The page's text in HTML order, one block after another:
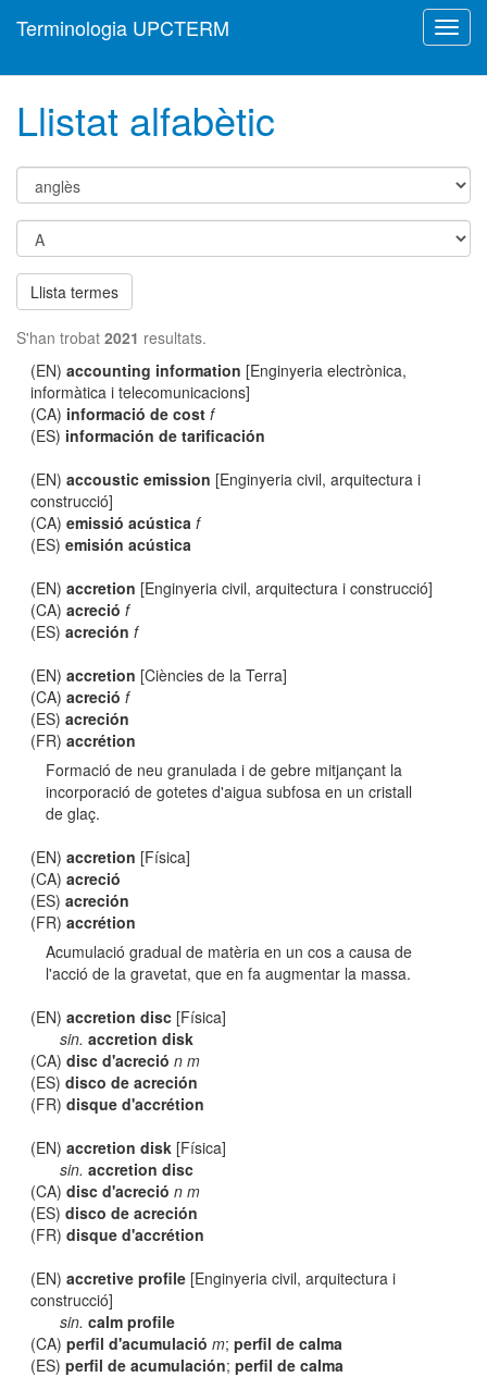
Terminologia UPCTERM
Llistat alfabètic
Llista termes
S'han trobat 2021 resultats.
(EN)accounting information [Enginyeria electrònica,
informàtica i telecomunicacions]
(CA) informació de cost f
(ES) información de tarificación
(EN)accoustic emission [Enginyeria civil, arquitectura i
construcció]
(CA)emissió acústica f
(ES)emisión acústica
(EN)accretion [Enginyeria civil, arquitectura i construcció]
(CA)acreció f
(ES)acreción f
(EN)accretion [Ciències de la Terra]
(CA)acreció f
(ES)acreción
(FR)accrétion
Formació de neu granulada i de gebre mitjançant la
incorporació de gotetes d'aigua subfosa en un cristall
de glaç.
(EN)accretion [Física]
(CA)acreció
(ES)acreción
(FR)accrétion
Acumulació gradual de matèria en un cos a causa de
l'acció de la gravetat, que en fa augmentar la massa.
(EN)accretion disc [Física]
sin. accretion disk
(CA)disc d'acreció n m
(ES)disco de acreción
(FR)disque d'accrétion
(EN)accretion disk [Física]
sin. accretion disc
(CA)disc d'acreció n m
(ES)disco de acreción
(FR)disque d'accrétion
(EN)accretive profile [Enginyeria civil, arquitectura i
construcció]
sin. calm profile
(CA)perfil d'acumulació m;perfil de calma
(ES)perfil de acumulación;perfil de calma